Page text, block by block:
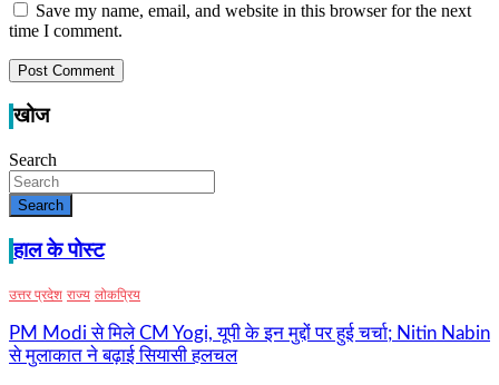
Save my name, email, and website in this browser for the next
time I comment.
खोज
Search
Search
हाल के पोस्ट
उत्तर प्रदेश राज्य लोकप्रिय
PM Modi से मिले CM Yogi, यूपी के इन मुद्दों पर हुई चर्चा; Nitin Nabin
से मुलाकात ने बढ़ाई सियासी हलचल